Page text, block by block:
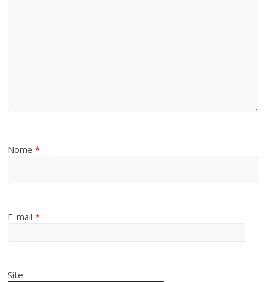
Nome*
E-mail*
Site